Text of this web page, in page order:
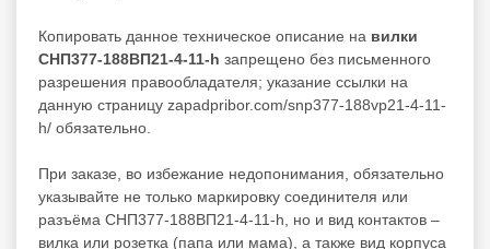
Копировать данное техническое описание на вилки
СНП377-188ВП21-4-11-h запрещено без письменного
разрешения правообладателя; указание ссылки на
данную страницу zapadpribor.com/snp377-188vp21-4-11-
h/ обязательно.
При заказе, во избежание недопонимания, обязательно
указывайте не только маркировку соединителя или
разъёма СНП377-188ВП21-4-11-h, но и вид контактов –
вилка или розетка (папа или мама), а также вид корпуса